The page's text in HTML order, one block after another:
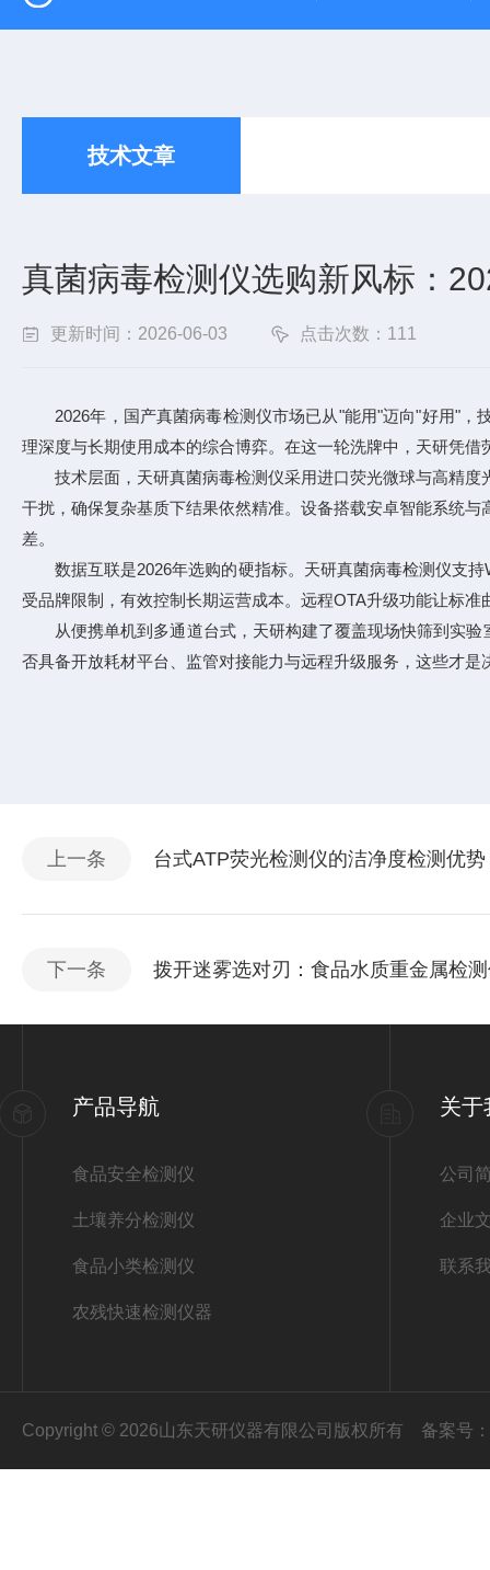
技术文章
真菌病毒检测仪选购新风标：
更新时间：2026-06-03 点击次数：111
2026年， 国产真菌病毒检测仪市场已从"能用"迈向"好用"，
理深度与长期使用成本的综合博弈。在这一轮洗牌中，天研凭
技术层面，天研真菌病毒检测仪采用进口荧光微球与高精度
干扰，确保复杂基质下结果依然精准。设备搭载安卓智能系统
差。
数据互联是2026年选购的硬指标。天研真菌病毒检测仪支持
受品牌限制，有效控制长期运营成本。远程OTA升级功能让标
从便携单机到多通道台式，天研构建了覆盖现场快筛到实验
否具备开放耗材平台、监管对接能力与远程升级服务，这些才
上一条 台式ATP荧光检测仪的洁净度检测优势
下一条 拨开迷雾选对刃：食品水质重金属检
产品导航
食品安全检测仪
土壤养分检测仪
食品小类检测仪
农残快速检测仪器
关于
公司
企业
联系
Copyright © 2026山东天研仪器有限公司版权所有 备案号